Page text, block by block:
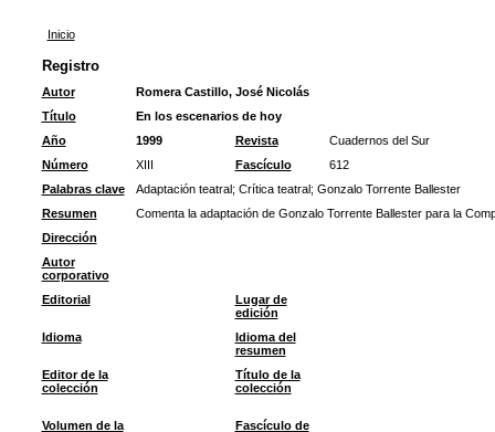
Inicio
Registro
Autor
Romera Castillo, José Nicolás
Título
En los escenarios de hoy
Año
1999 Revista
Cuadernos del Sur
Número
XIII Fascículo
612
Palabras clave
Adaptación teatral; Crítica teatral; Gonzalo Torrente Ballester
Resumen
Comenta la adaptación de Gonzalo Torrente Ballester para la
Dirección
Autor
corporativo
Editorial
Lugar de
edición
Idioma
Idioma del
resumen
Editor de la
colección
Título de la
colección
Volumen de la
Fascículo de